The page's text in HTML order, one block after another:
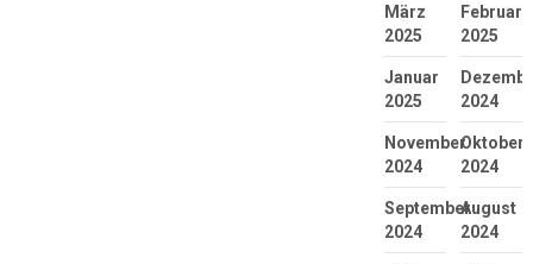
März
2025
Februar
2025
Januar
2025
2024
November
2024
Oktober
2024
September
2024
August
2024